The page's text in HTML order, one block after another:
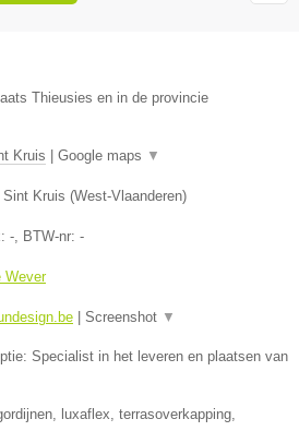
Thieusies en in de provincie
Kruis Google maps ▼
Sint Kruis (West-Vlaanderen)
- , BTW-nr: -
Wever
Screenshot ▼
Specialist in het leveren en plaatsen van
luxaflex, terrasoverkapping,